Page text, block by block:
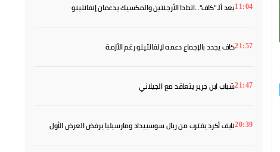
11:04بعد ألـ"كاف"...اتحادا الأرجنتين والمكسيك يدعمان إنفانتينو
21:57كاف يجدد بالإجماع دعمه لإنفانتينو رغم الأزمة
21:47شباب ابن جرير يتعاقد مع الجيلاني
20:39نايف أكرد يقترب من ريال سوسييداد ومارسيليا يرفض العرض الأول